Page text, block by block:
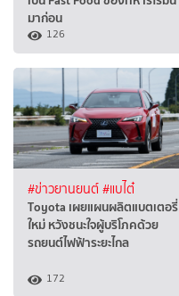
มาก่อน
126
#ข่าวยานยนต์#แบไต๋
Toyota เผยแผนผลิตแบตเตอรี่
ใหม่ หวังชนะใจผู้บริโภคด้วย
รถยนต์ไฟฟ้าระยะไกล
172